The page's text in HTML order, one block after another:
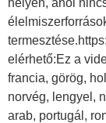
elérhető:Ez a
francia, görög,
norvég, lengyel,
arab, portugál,